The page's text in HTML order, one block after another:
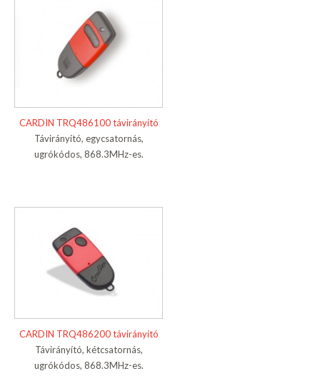
CARDIN TRQ486100 távirányító
Távirányító, egycsatornás,
ugrókódos, 868.3MHz-es.
CARDIN TRQ486200 távirányító
Távirányító, kétcsatornás,
ugrókódos, 868.3MHz-es.